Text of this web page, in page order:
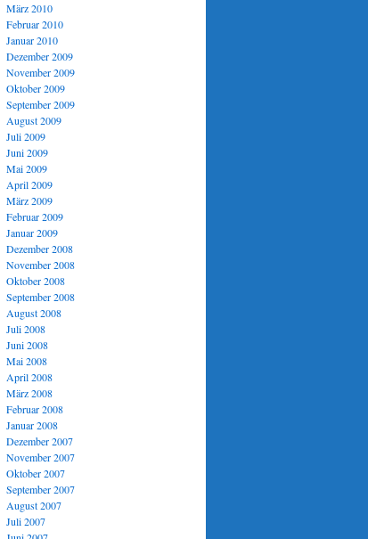
März 2010
Februar 2010
Januar 2010
Dezember 2009
November 2009
Oktober 2009
September 2009
August 2009
Juli 2009
Juni 2009
Mai 2009
April 2009
März 2009
Februar 2009
Januar 2009
Dezember 2008
November 2008
Oktober 2008
September 2008
August 2008
Juli 2008
Juni 2008
Mai 2008
April 2008
März 2008
Februar 2008
Januar 2008
Dezember 2007
November 2007
Oktober 2007
September 2007
August 2007
Juli 2007